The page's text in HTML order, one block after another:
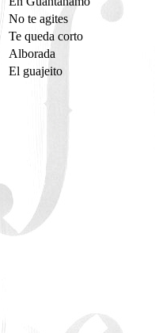
No te agites
Te queda corto
Alborada
El guajeito